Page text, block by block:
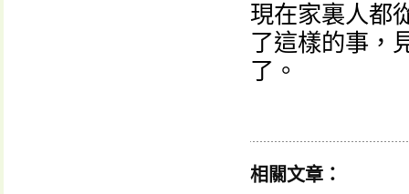
現在家裏人都
了這樣的事，
了。
相關文章：